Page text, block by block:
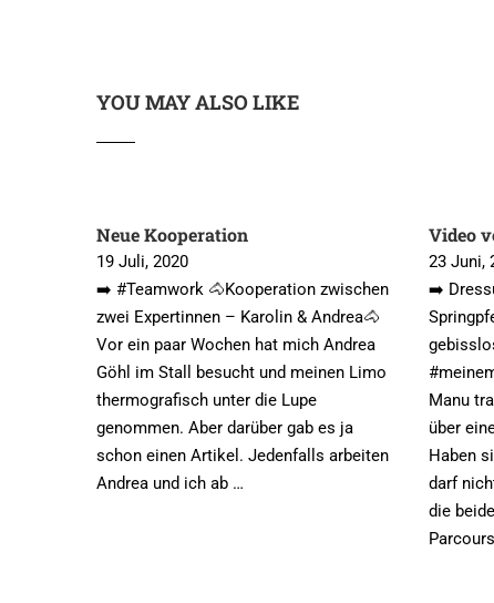
YOU MAY ALSO LIKE
Neue Kooperation
19 Juli, 2020
➡️ #Teamwork 🐴Kooperation zwischen
zwei Expertinnen – Karolin & Andrea🐴
Vor ein paar Wochen hat mich Andrea
Göhl im Stall besucht und meinen Limo
thermografisch unter die Lupe
genommen. Aber darüber gab es ja
schon einen Artikel. Jedenfalls arbeiten
Andrea und ich ab …
Video
23 Juni,
➡️
Manu
über
Haben
darf
die